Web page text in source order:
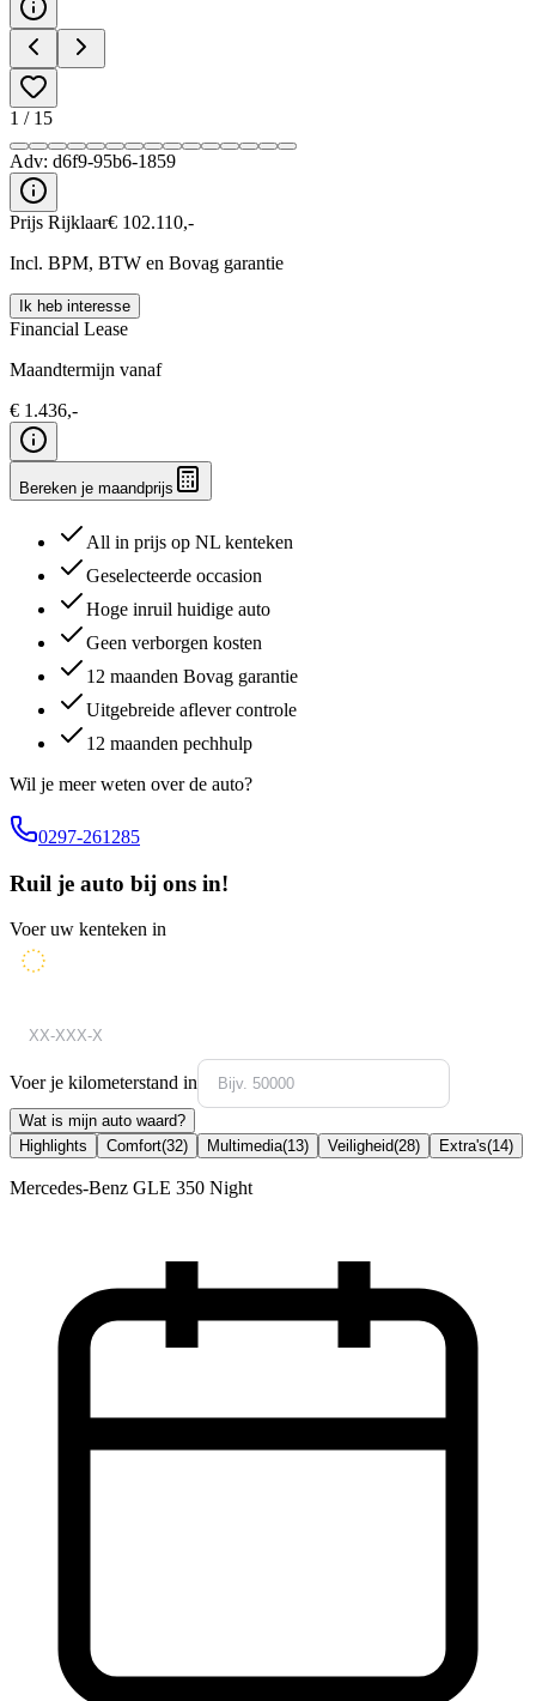
1 / 15
Adv: d6f9-95b6-1859
Prijs Rijklaar€ 102.110,-
Incl. BPM, BTW en Bovag garantie
Ik heb interesse
Financial Lease
Maandtermijn vanaf
€ 1.436,-
Bereken je maandprijs
All in prijs op NL kenteken
Geselecteerde occasion
Hoge inruil huidige auto
Geen verborgen kosten
12 maanden Bovag garantie
Uitgebreide aflever controle
12 maanden pechhulp
Wil je meer weten over de auto?
0297-261285
Ruil je auto bij ons in!
Voer uw kenteken in
Voer je kilometerstand in
Wat is mijn auto waard?
Highlights
Comfort(32) Multimedia(13) Veiligheid(28) Extra's(14)
Mercedes-Benz GLE 350 Night